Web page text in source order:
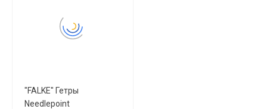
"FALKE" Гетры
Needlepoint